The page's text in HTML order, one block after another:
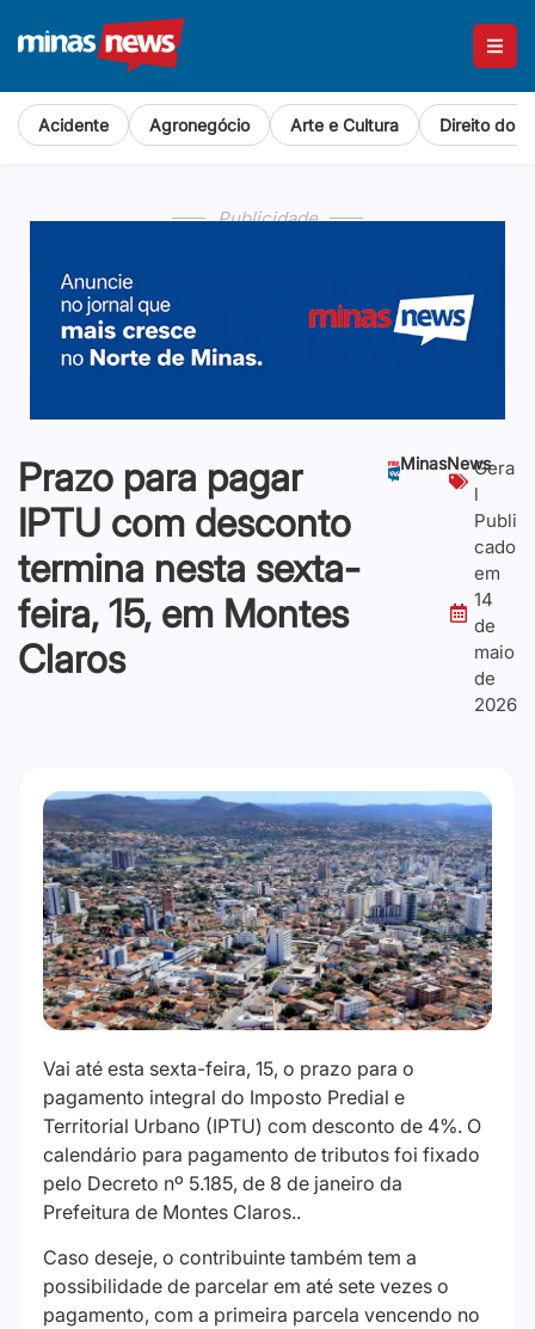
Acidente Agronegócio Arte e Cultura Direito do
Publicidade
MinasNewsGera
l
Publi
cado
em
14
de
maio
de
2026
Prazo para pagar
IPTU com desconto
termina nesta sexta-
feira, 15, em Montes
Claros
Vai até esta sexta-feira, 15, o prazo para o
pagamento integral do Imposto Predial e
Territorial Urbano (IPTU) com desconto de 4%. O
calendário para pagamento de tributos foi fixado
pelo Decreto nº 5.185, de 8 de janeiro da
Prefeitura de Montes Claros..
Caso deseje, o contribuinte também tem a
possibilidade de parcelar em até sete vezes o
pagamento, com a primeira parcela vencendo no